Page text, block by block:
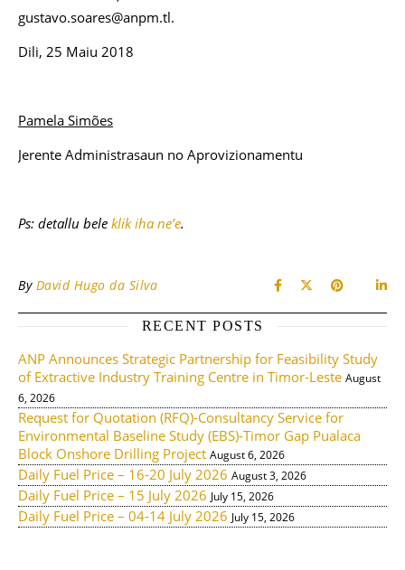
gustavo.soares@anpm.tl.
Dili, 25 Maiu 2018
Pamela Simões
Jerente Administrasaun no Aprovizionamentu
Ps: detallu bele klik iha ne’e.
By David Hugo da Silva
RECENT POSTS
ANP Announces Strategic Partnership for Feasibility Study
of Extractive Industry Training Centre in Timor-Leste August
6, 2026
Request for Quotation (RFQ)-Consultancy Service for
Environmental Baseline Study (EBS)-Timor Gap Pualaca
Block Onshore Drilling Project August 6, 2026
Daily Fuel Price – 16-20 July 2026 August 3, 2026
Daily Fuel Price – 15 July 2026 July 15, 2026
Daily Fuel Price – 04-14 July 2026 July 15, 2026